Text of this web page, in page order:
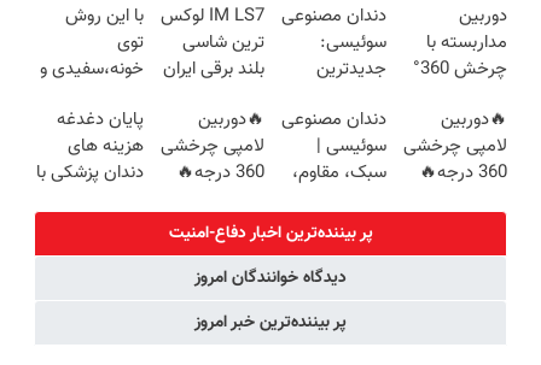
روزه ساخت!
ایران
🔥 پرداخت
درب منزل
برگردون
(40%off)
دوربین
مداربسته با
چرخش 360°
(ضمانت
تعویض +
پرداخت درب
دندان مصنوعی
سوئیسی:
جدیدترین
سبک و مقاوم |
پرداخت قسطی
IM LS7 لوکس
ترین شاسی
بلند برقی ایران
با این روش
توی
خونه،سفیدی و
برگردون(40%off)
🔥دوربین
لامپی چرخشی
360 درجه🔥
تعویض
دندان مصنوعی
سوئیسی |
سبک، مقاوم،
رایگان+پرداخت
اقساطی😍
🔥دوربین
لامپی چرخشی
360 درجه🔥
حرکتی
پایان دغدغه
هزینه های
دندان پزشکی با
پر بیننده‌ترین اخبار دفاع-امنیت
دیدگاه خوانندگان امروز
پر بیننده‌ترین خبر امروز